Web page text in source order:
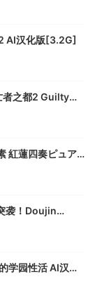
软弱的怂包，
的战士构成威
把他们打得落
AI汉化版[3.2G]
者之都2 Guilty
紅蓮四奏ピュア
袭！Doujin
学园性活 AI汉化